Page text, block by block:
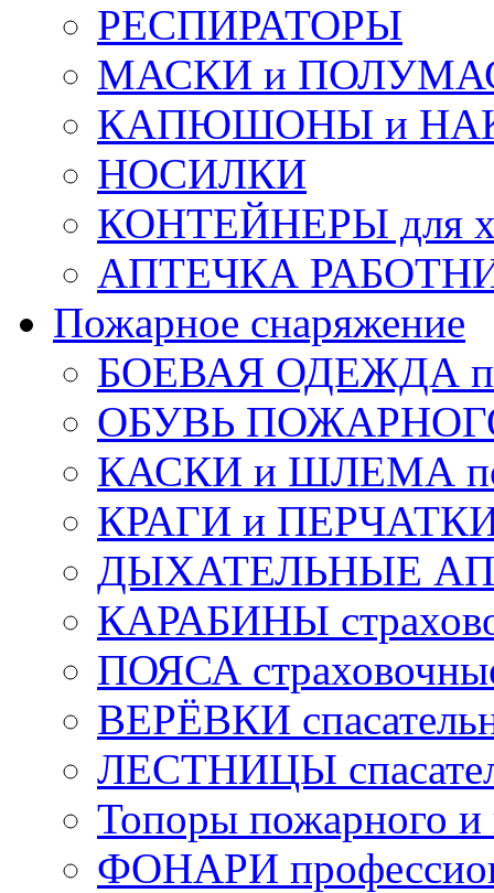
РЕСПИРАТОРЫ
МАСКИ и
КАПЮШОНЫ и
НОСИЛКИ
КОНТЕЙНЕРЫ для
АПТЕЧКА
Пожарное снаряжение
БОЕВАЯ ОДЕЖДА
ОБУВЬ
КАСКИ и ШЛЕМА
КРАГИ и ПЕРЧАТКИ
ДЫХАТЕЛЬНЫЕ
КАРАБИНЫ
ПОЯСА
ВЕРЁВКИ
ЛЕСТНИЦЫ
Топоры пожарного и
ФОНАРИ